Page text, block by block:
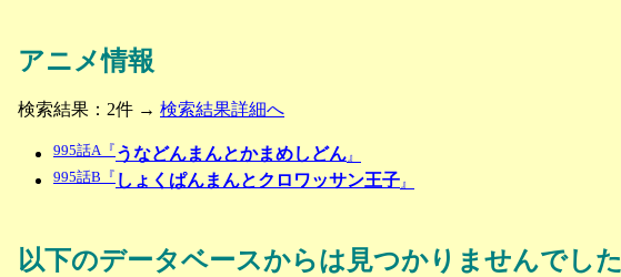
アニメ情報
検索結果：2件 → 検索結果詳細へ
995話A『 うなどんまんとかまめしどん』
995話B『 しょくぱんまんとクロワッサン王子』
以下のデータベースからは見つかりませんでした